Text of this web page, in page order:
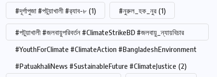
#দূর্গাপুজা #পটুয়াখালী #র‍্যাব-৮ (1) #নুরুল_হক_নুর (1)
#পটুয়াখালী #জলবায়ুপরিবর্তন #ClimateStrikeBD #জলবায়ু_ন্যায়বিচার
#YouthForClimate #ClimateAction #BangladeshEnvironment
#PatuakhaliNews #SustainableFuture #ClimateJustice (2)